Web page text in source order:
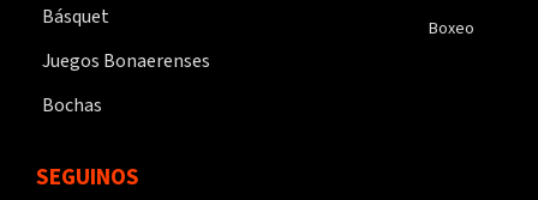
Básquet
Juegos Bonaerenses
Bochas
Boxeo
SEGUINOS